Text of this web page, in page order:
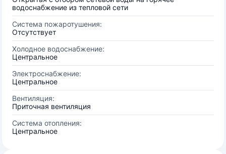
водоснабжение из тепловой сети
Система пожаротушения:
Отсутствует
Холодное водоснабжение:
Центральное
Электроснабжение:
Центральное
Вентиляция:
Приточная вентиляция
Система отопления:
Центральное